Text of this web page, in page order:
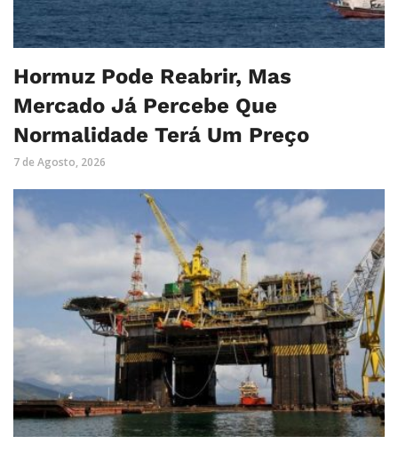
Hormuz Pode Reabrir, Mas
Mercado Já Percebe Que
Normalidade Terá Um Preço
7 de Agosto, 2026